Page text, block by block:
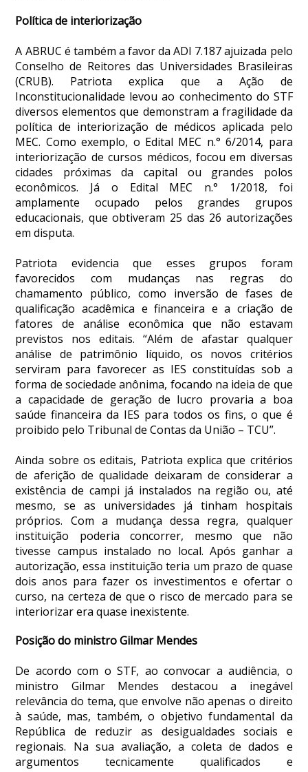
Política de interiorização
A ABRUC é também a favor da ADI 7.187 ajuizada pelo
Conselho de Reitores das Universidades Brasileiras
(CRUB). Patriota explica que a Ação de
Inconstitucionalidade levou ao conhecimento do STF
diversos elementos que demonstram a fragilidade da
política de interiorização de médicos aplicada pelo
MEC. Como exemplo, o Edital MEC n.° 6/2014, para
interiorização de cursos médicos, focou em diversas
cidades próximas da capital ou grandes polos
econômicos. Já o Edital MEC n.° 1/2018, foi
amplamente ocupado pelos grandes grupos
educacionais, que obtiveram 25 das 26 autorizações
em disputa.
Patriota evidencia que esses grupos foram
favorecidos com mudanças nas regras do
chamamento público, como inversão de fases de
qualificação acadêmica e financeira e a criação de
fatores de análise econômica que não estavam
previstos nos editais. “Além de afastar qualquer
análise de patrimônio líquido, os novos critérios
serviram para favorecer as IES constituídas sob a
forma de sociedade anônima, focando na ideia de que
a capacidade de geração de lucro provaria a boa
saúde financeira da IES para todos os fins, o que é
proibido pelo Tribunal de Contas da União – TCU”.
Ainda sobre os editais, Patriota explica que critérios
de aferição de qualidade deixaram de considerar a
existência de campi já instalados na região ou, até
mesmo, se as universidades já tinham hospitais
próprios. Com a mudança dessa regra, qualquer
instituição poderia concorrer, mesmo que não
tivesse campus instalado no local. Após ganhar a
autorização, essa instituição teria um prazo de quase
dois anos para fazer os investimentos e ofertar o
curso, na certeza de que o risco de mercado para se
interiorizar era quase inexistente.
Posição do ministro Gilmar Mendes
De acordo com o STF, ao convocar a audiência, o
ministro Gilmar Mendes destacou a inegável
relevância do tema, que envolve não apenas o direito
à saúde, mas, também, o objetivo fundamental da
República de reduzir as desigualdades sociais e
regionais. Na sua avaliação, a coleta de dados e
argumentos tecnicamente qualificados e